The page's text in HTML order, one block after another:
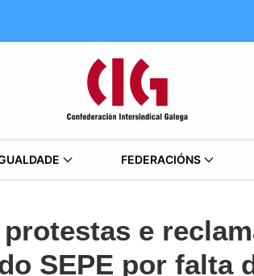
FEDERACIÓNS
e
SEPE por falta